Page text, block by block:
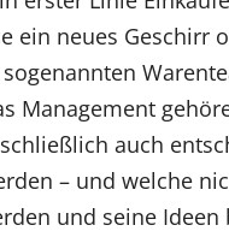
ein neues Geschirr
Management
auch
– und welche
und seine